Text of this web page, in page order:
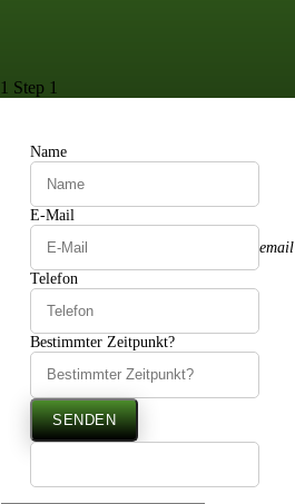
1 Step 1
Name
E-Mail
email
Telefon
Bestimmter Zeitpunkt?
SENDEN